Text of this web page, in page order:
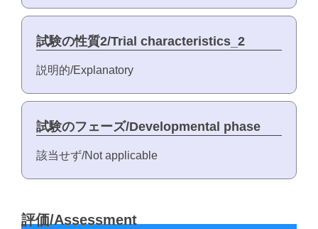
試験の性質2/Trial characteristics_2
説明的/Explanatory
試験のフェーズ/Developmental phase
該当せず/Not applicable
評価/Assessment